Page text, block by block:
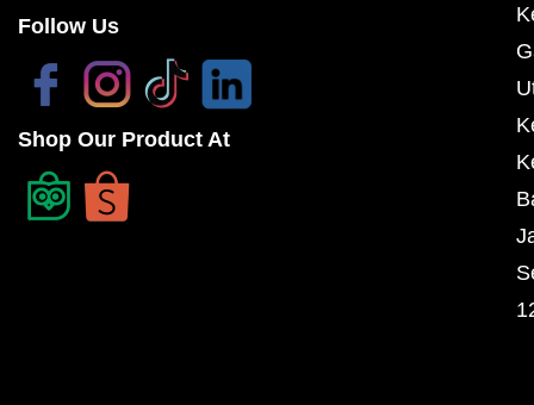
Follow Us
Shop Our Product At